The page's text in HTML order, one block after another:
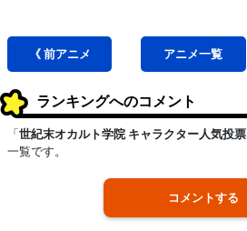
《 前アニメ アニメ一覧
ランキングへのコメント
「 世紀末オカルト学院 キャラクター人気投票
一覧です。
コメントする